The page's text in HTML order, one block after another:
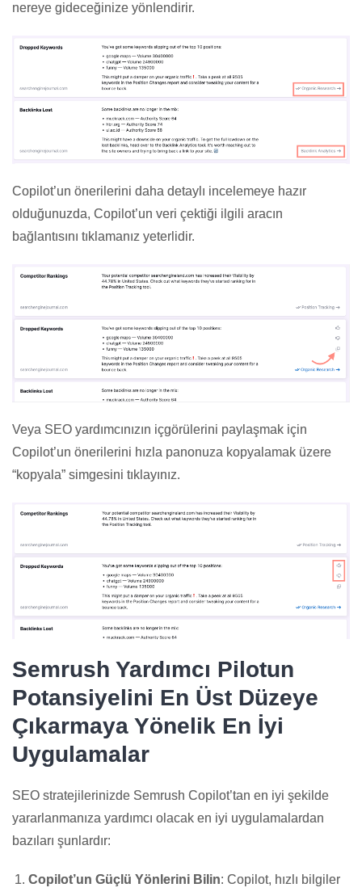
nereye gideceğinize yönlendirir.
Copilot’un önerilerini daha detaylı incelemeye hazır
olduğunuzda, Copilot’un veri çektiği ilgili aracın
bağlantısını tıklamanız yeterlidir.
Veya SEO yardımcınızın içgörülerini paylaşmak için
Copilot’un önerilerini hızla panonuza kopyalamak üzere
“kopyala” simgesini tıklayınız.
Semrush Yardımcı Pilotun
Potansiyelini En Üst Düzeye
Çıkarmaya Yönelik En İyi
Uygulamalar
SEO stratejilerinizde Semrush Copilot’tan en iyi şekilde
yararlanmanıza yardımcı olacak en iyi uygulamalardan
bazıları şunlardır:
Copilot’un Güçlü Yönlerini Bilin: Copilot, hızlı bilgiler